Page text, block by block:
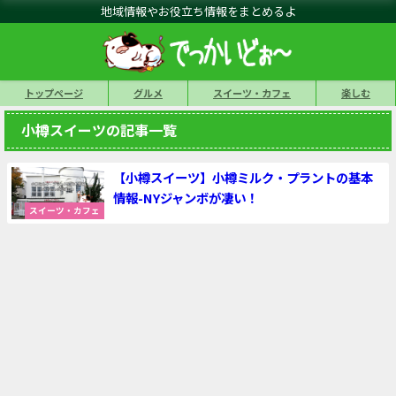
地域情報やお役立ち情報をまとめるよ
トップページ グルメ スイーツ・カフェ 楽しむ
小樽スイーツの記事一覧
スイーツ・カフェ
【小樽スイーツ】小樽ミルク・プラントの基本
情報-NYジャンボが凄い！